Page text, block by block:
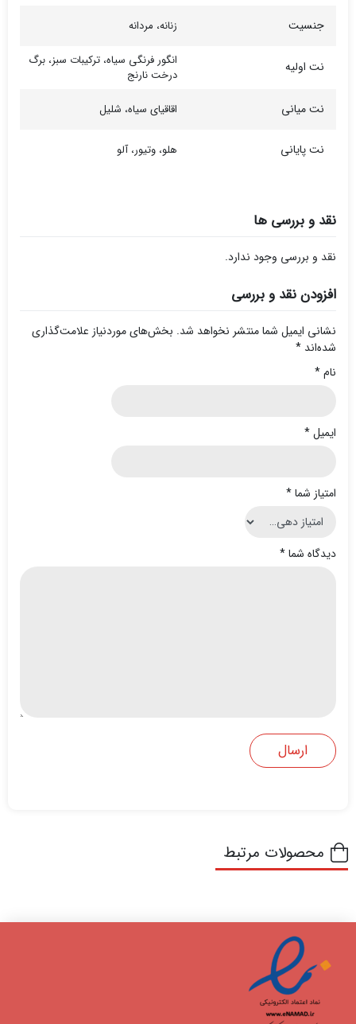
جنسیت زنانه، مردانه
نت اولیه
انگور فرنگی سیاه، ترکیبات سبز، برگ
درخت نارنج
نت میانی اقاقیای سیاه، شلیل
نت پایانی هلو، وتیور، آلو
نقد و بررسی ها
نقد و بررسی وجود ندارد.
افزودن نقد و بررسی
نشانی ایمیل شما منتشر نخواهد شد. بخش‌های موردنیاز علامت‌گذاری
شده‌اند *
نام*
ایمیل*
امتیاز شما*
دیدگاه شما*
محصولات مرتبط